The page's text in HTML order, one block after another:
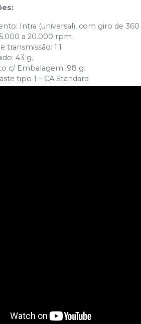
Intra (universal), com giro de 360
a 20.000 rpm
transmissão: 1:1
43 g.
c/ Embalagem: 98 g.
tipo 1 – CA Standard